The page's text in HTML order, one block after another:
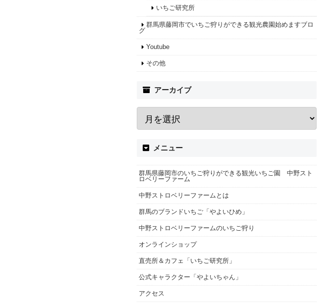
いちご研究所
群馬県藤岡市でいちご狩りができる観光農園始めますブロ
グ
Youtube
その他
アーカイブ
メニュー
群馬県藤岡市のいちご狩りができる観光いちご園 中野スト
ロベリーファーム
中野ストロベリーファームとは
群馬のブランドいちご「やよいひめ」
中野ストロベリーファームのいちご狩り
オンラインショップ
直売所＆カフェ「いちご研究所」
公式キャラクター「やよいちゃん」
アクセス